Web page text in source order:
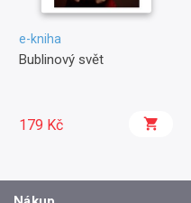
e-kniha
Bublinový svět
179 Kč